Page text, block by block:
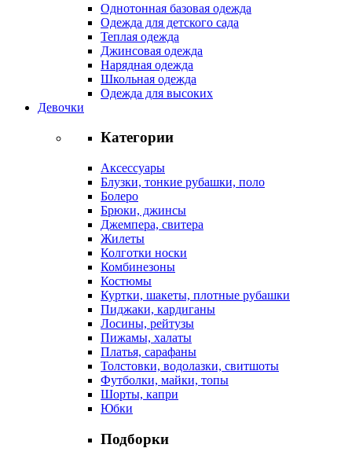
Однотонная базовая одежда
Одежда для детского сада
Теплая одежда
Джинсовая одежда
Нарядная одежда
Школьная одежда
Одежда для высоких
Девочки
Категории
Аксессуары
Блузки, тонкие рубашки, поло
Болеро
Брюки, джинсы
Джемпера, свитера
Жилеты
Колготки носки
Комбинезоны
Костюмы
Куртки, шакеты, плотные рубашки
Пиджаки, кардиганы
Лосины, рейтузы
Пижамы, халаты
Платья, сарафаны
Толстовки, водолазки, свитшоты
Футболки, майки, топы
Шорты, капри
Юбки
Подборки